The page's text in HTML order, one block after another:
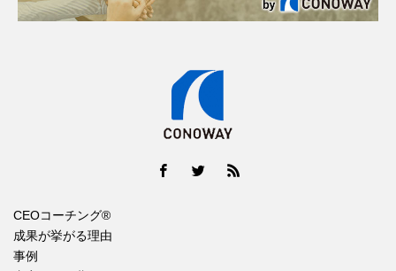
CEOコーチング®
成果が挙がる理由
事例